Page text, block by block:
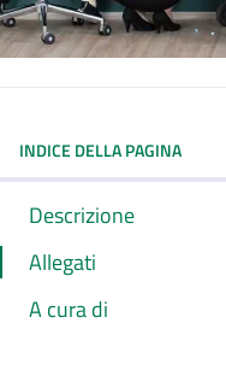
INDICE DELLA PAGINA
Descrizione
Allegati
A cura di